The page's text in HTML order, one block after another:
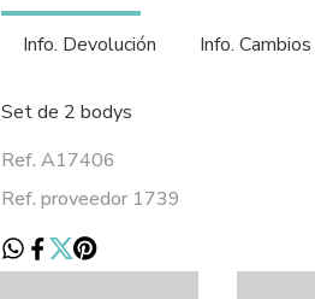
Info. Devolución Info. Cambios
Set de 2 bodys
Ref. A17406
Ref. proveedor 1739